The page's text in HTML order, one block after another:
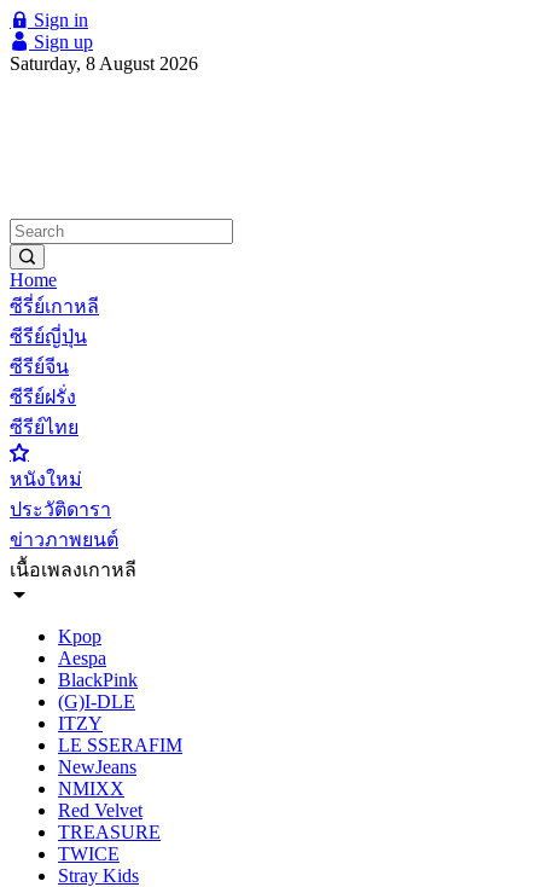
Sign in
Sign up
Saturday, 8 August 2026
Home
ซีรี่ย์เกาหลี
ซีรีย์ญี่ปุ่น
ซีรีย์จีน
ซีรีย์ฝรั่ง
ซีรีย์ไทย
หนังใหม่
ประวัติดารา
ข่าวภาพยนต์
เนื้อเพลงเกาหลี
Kpop
Aespa
BlackPink
(G)I-DLE
ITZY
LE SSERAFIM
NewJeans
NMIXX
Red Velvet
TREASURE
TWICE
Stray Kids